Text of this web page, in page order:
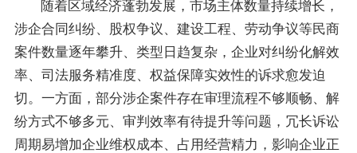
随着区域经济蓬勃发展，市场主体数量持续增长，
涉企合同纠纷、股权争议、建设工程、劳动争议等民商
案件数量逐年攀升、类型日趋复杂，企业对纠纷化解效
率、司法服务精准度、权益保障实效性的诉求愈发迫
切。一方面，部分涉企案件存在审理流程不够顺畅、解
纷方式不够多元、审判效率有待提升等问题，冗长诉讼
周期易增加企业维权成本、占用经营精力，影响企业正